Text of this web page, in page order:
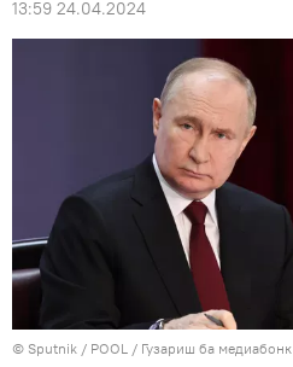
13:59 24.04.2024
© Sputnik / POOL / Гузариш ба медиабонк